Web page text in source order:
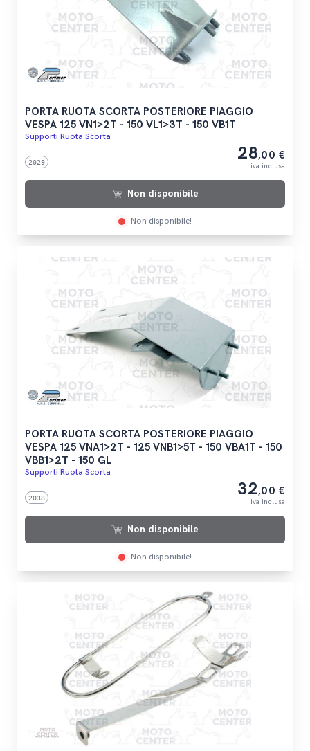
PORTA RUOTA SCORTA POSTERIORE PIAGGIO
VESPA 125 VN1>2T - 150 VL1>3T - 150 VB1T
Supporti Ruota Scorta
2029 28,00 €
iva inclusa
Non disponibile
Non disponibile!
PORTA RUOTA SCORTA POSTERIORE PIAGGIO
VESPA 125 VNA1>2T - 125 VNB1>5T - 150 VBA1T - 150
VBB1>2T - 150 GL
Supporti Ruota Scorta
2038 32,00 €
iva inclusa
Non disponibile
Non disponibile!